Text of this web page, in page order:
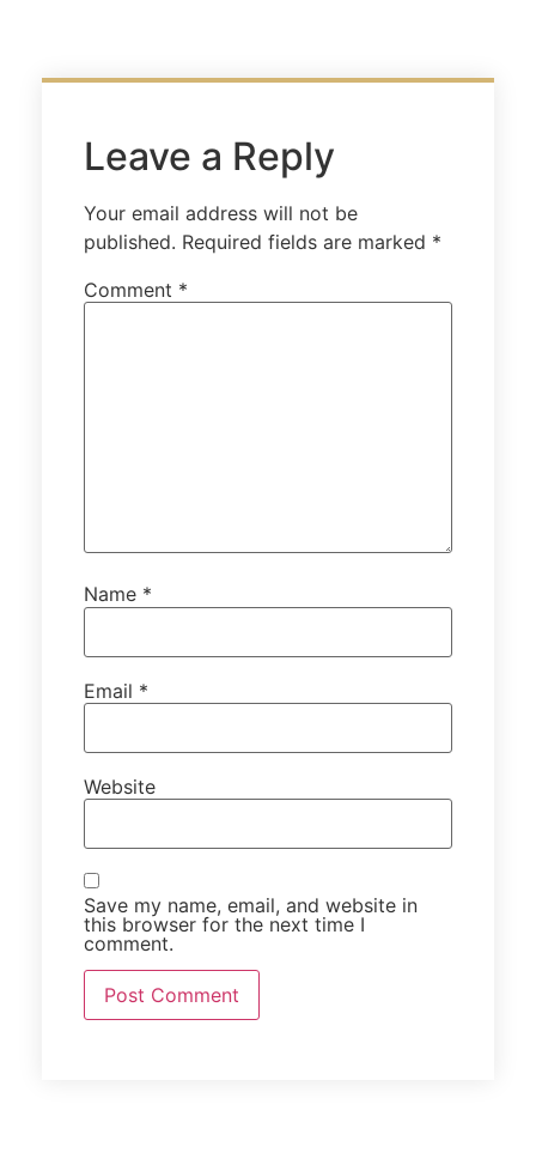
Leave a Reply
Your email address will not be
published. Required fields are marked *
Comment *
Name *
Email *
Website
Save my name, email, and website in
this browser for the next time I
comment.